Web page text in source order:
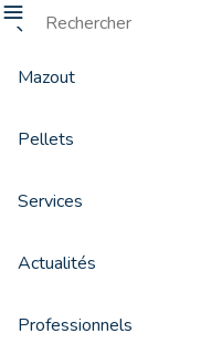
Mazout
Pellets
Services
Actualités
Professionnels
en 2021
16 décembre 2021
Alors que la fin de
revient sur les